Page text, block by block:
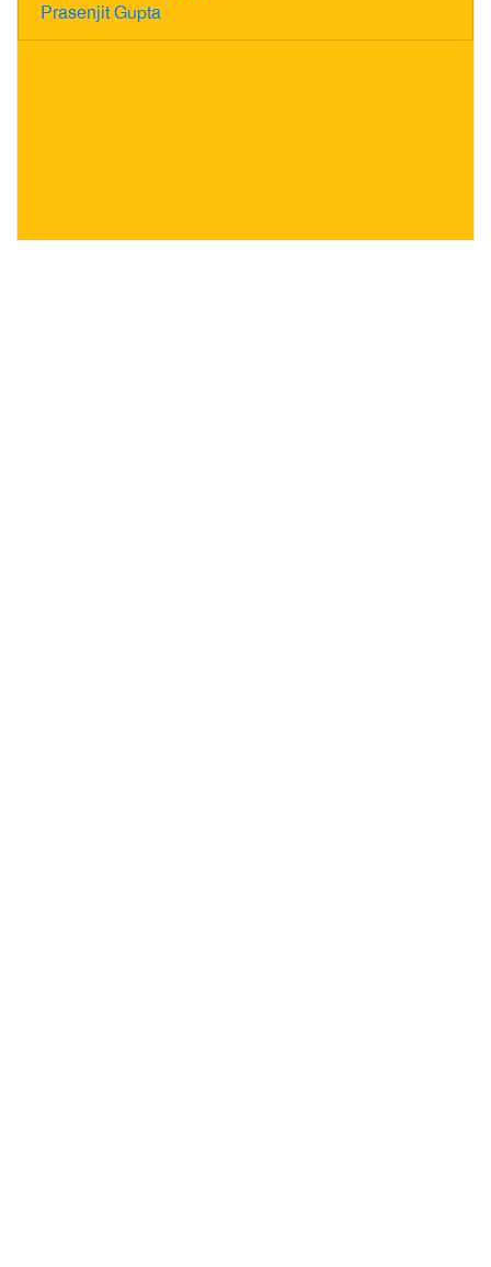
Prasenjit Gupta